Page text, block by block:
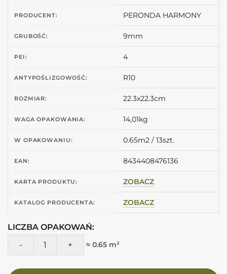
PRODUCENT: PERONDA HARMONY
GRUBOŚĆ: 9mm
PEI: 4
ANTYPOŚLIZGOWOŚĆ: R10
ROZMIAR: 22.3x22.3cm
WAGA OPAKOWANIA: 14,01kg
W OPAKOWANIU: 0.65m2 / 13szt.
EAN: 8434408476136
KARTA PRODUKTU: ZOBACZ
KATALOG PRODUCENTA: ZOBACZ
LICZBA OPAKOWAŃ:
ilość Harmony MESTRAL ROSETTE 22,3X22,3 Kafle we wzory
≈ 0.65 m²